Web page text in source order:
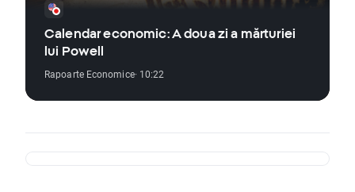
Calendar economic: A doua zi a mărturiei
lui Powell
Rapoarte Economice· 10:22